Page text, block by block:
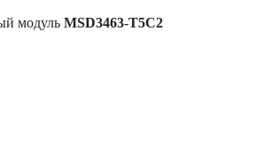
модуль MSD3463-T5C2